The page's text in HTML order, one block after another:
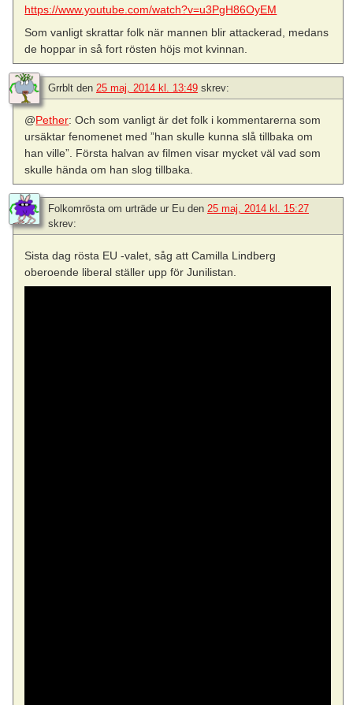
https://www.youtube.com/watch?v=u3PgH86OyEM
Som vanligt skrattar folk när mannen blir attackerad, medans
de hoppar in så fort rösten höjs mot kvinnan.
Grrblt den 25 maj, 2014 kl. 13:49 skrev:
@Pether: Och som vanligt är det folk i kommentarerna som
ursäktar fenomenet med ”han skulle kunna slå tillbaka om
han ville”. Första halvan av filmen visar mycket väl vad som
skulle hända om han slog tillbaka.
Folkomrösta om urträde ur Eu den 25 maj, 2014 kl. 15:27
skrev:
Sista dag rösta EU -valet, såg att Camilla Lindberg
oberoende liberal ställer upp för Junilistan.